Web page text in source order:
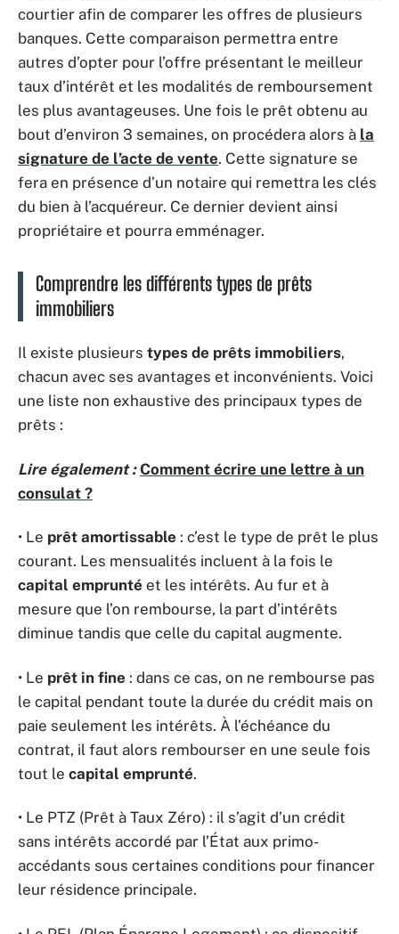
courtier afin de comparer les offres de plusieurs
banques. Cette comparaison permettra entre
autres d’opter pour l’offre présentant le meilleur
taux d’intérêt et les modalités de remboursement
les plus avantageuses. Une fois le prêt obtenu au
bout d’environ 3 semaines, on procédera alors à la
signature de l’acte de vente. Cette signature se
fera en présence d’un notaire qui remettra les clés
du bien à l’acquéreur. Ce dernier devient ainsi
propriétaire et pourra emménager.
Comprendre les différents types de prêts
immobiliers
Il existe plusieurs types de prêts immobiliers,
chacun avec ses avantages et inconvénients. Voici
une liste non exhaustive des principaux types de
prêts :
Lire également : Comment écrire une lettre à un
consulat ?
• Le prêt amortissable : c’est le type de prêt le plus
courant. Les mensualités incluent à la fois le
capital emprunté et les intérêts. Au fur et à
mesure que l’on rembourse, la part d’intérêts
diminue tandis que celle du capital augmente.
• Le prêt in fine : dans ce cas, on ne rembourse pas
le capital pendant toute la durée du crédit mais on
paie seulement les intérêts. À l’échéance du
contrat, il faut alors rembourser en une seule fois
tout le capital emprunté.
• Le PTZ (Prêt à Taux Zéro) : il s’agit d’un crédit
sans intérêts accordé par l’État aux primo-
accédants sous certaines conditions pour financer
leur résidence principale.